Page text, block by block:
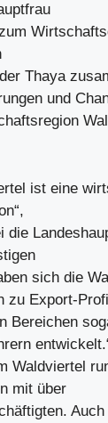
Thaya
und
ist eine
die
sich die
zu Export-
Bereichen
Waldviertel
mit über
Auch